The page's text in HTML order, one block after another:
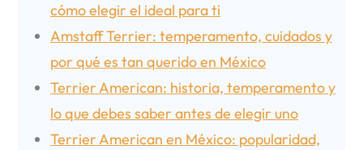
cómo elegir el ideal para ti
Amstaff Terrier: temperamento, cuidados y
por qué es tan querido en México
Terrier American: historia, temperamento y
lo que debes saber antes de elegir uno
Terrier American en México: popularidad,